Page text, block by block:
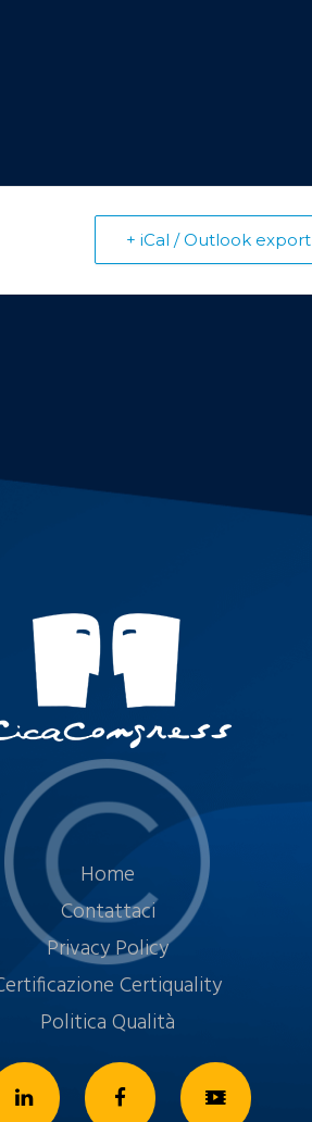
+ iCal / Outlook export
Home
Contattaci
Privacy Policy
Certiquality
Politica Qualità